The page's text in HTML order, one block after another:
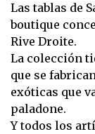
Las tablas de
boutique
Rive Droite.
La colección
que se
exóticas que
paladone.
Y todos los